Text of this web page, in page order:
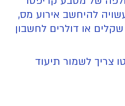
להיחשב אירוע מס,
או דולרים לחשבון
צריך לשמור תיעוד